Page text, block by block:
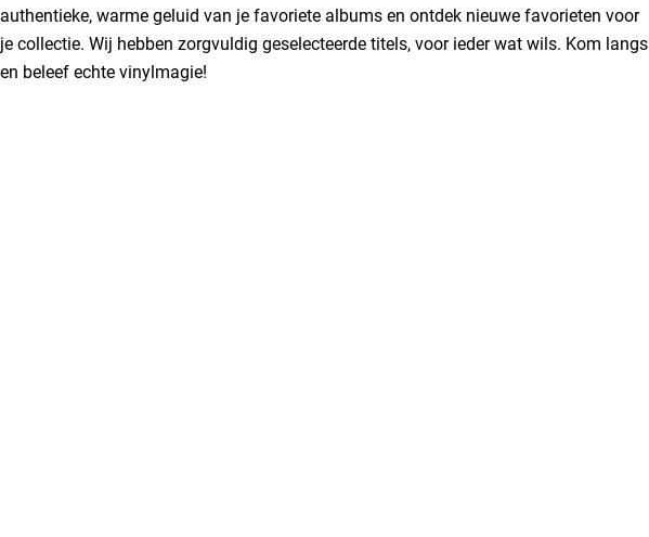
authentieke, warme geluid van je favoriete albums en ontdek nieuwe favorieten voor
je collectie. Wij hebben zorgvuldig geselecteerde titels, voor ieder wat wils. Kom langs
en beleef echte vinylmagie!